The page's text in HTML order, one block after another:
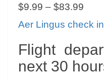
$9.99 – $83.99
Aer Lingus check
Flight
next 30